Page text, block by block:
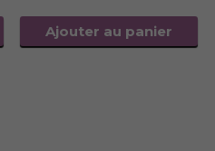
Ajouter au panier